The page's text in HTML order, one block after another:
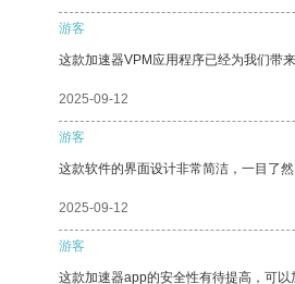
游客
这款加速器VPM应用程序已经为我们带
2025-09-12
游客
这款软件的界面设计非常简洁，一目了然
2025-09-12
游客
这款加速器app的安全性有待提高，可